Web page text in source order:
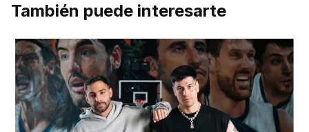
También puede interesarte